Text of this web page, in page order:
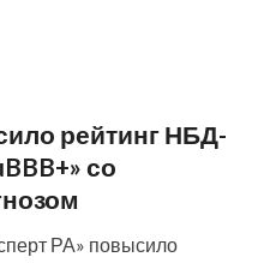
рейтинг НБД-
со
РА» повысило